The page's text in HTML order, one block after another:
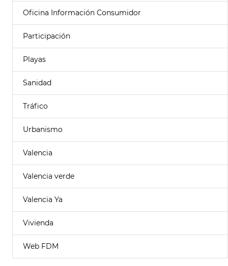
Oficina Información Consumidor
Participación
Playas
Sanidad
Tráfico
Urbanismo
Valencia
Valencia verde
Valencia Ya
Vivienda
Web FDM